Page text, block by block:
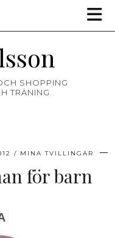
SHOPPING
TRÄNING
MINA TVILLINGAR
för barn